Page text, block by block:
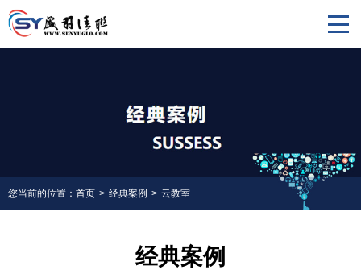
您当前的位置： 首页 > 经典案例 > 云教室
经典案例